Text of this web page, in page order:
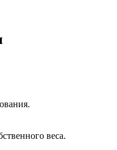
веса.